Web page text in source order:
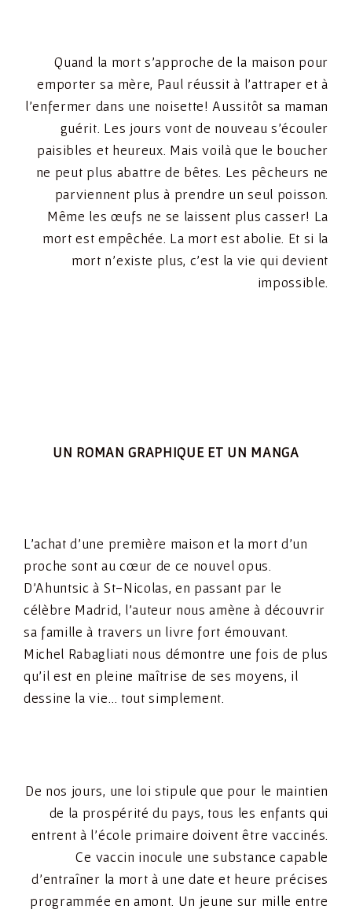
Quand la mort s’approche de la maison pour
emporter sa mère, Paul réussit à l’attraper et à
l’enfermer dans une noisette! Aussitôt sa maman
guérit. Les jours vont de nouveau s’écouler
paisibles et heureux. Mais voilà que le boucher
ne peut plus abattre de bêtes. Les pêcheurs ne
parviennent plus à prendre un seul poisson.
Même les œufs ne se laissent plus casser! La
mort est empêchée. La mort est abolie. Et si la
mort n’existe plus, c’est la vie qui devient
impossible.
UN ROMAN GRAPHIQUE ET UN MANGA
L’achat d’une première maison et la mort d’un
proche sont au cœur de ce nouvel opus.
D’Ahuntsic à St-Nicolas, en passant par le
célèbre Madrid, l’auteur nous amène à découvrir
sa famille à travers un livre fort émouvant.
Michel Rabagliati nous démontre une fois de plus
qu’il est en pleine maîtrise de ses moyens, il
dessine la vie… tout simplement.
De nos jours, une loi stipule que pour le maintien
de la prospérité du pays, tous les enfants qui
entrent à l’école primaire doivent être vaccinés.
Ce vaccin inocule une substance capable
d’entraîner la mort à une date et heure précises
programmée en amont. Un jeune sur mille entre